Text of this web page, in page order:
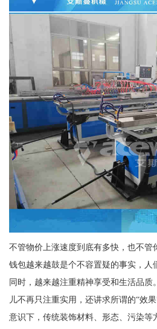
不管物价上涨速度到底有多快，也不管
钱包越来越鼓是个不容置疑的事实，人
同时，越来越注重精神享受和生活品质
儿不再只注重实用，还讲求所谓的“效
意识下，传统装饰材料、形态、污染等